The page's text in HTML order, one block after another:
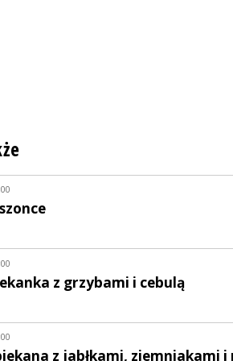
z grzybami i cebulą
z jabłkami, ziemniakami i